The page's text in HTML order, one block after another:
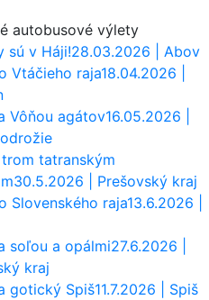
autobusové výlety
sú v Háji!28.03.2026 | Abov
Vtáčieho raja18.04.2026 |
Vôňou agátov16.05.2026 |
tatranským
30.5.2026 | Prešovský kraj
Slovenského raja13.6.2026 |
soľou a opálmi27.6.2026 |
kraj
gotický Spiš11.7.2026 | Spiš